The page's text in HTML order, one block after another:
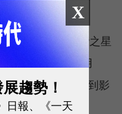
」在缺少原台灣之星
台灣之星280萬用
多萬用戶權益受到影
X
趨勢！
日報、《一天